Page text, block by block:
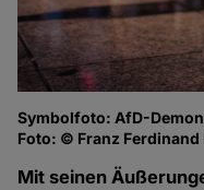
Symbolfoto: AfD-
Foto: © Franz Ferdinand
Mit seinen